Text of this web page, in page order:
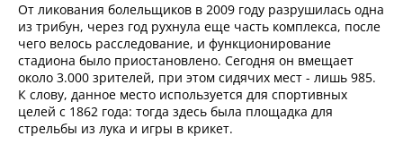
От ликования болельщиков в 2009 году разрушилась одна
из трибун, через год рухнула еще часть комплекса, после
чего велось расследование, и функционирование
стадиона было приостановлено. Сегодня он вмещает
около 3.000 зрителей, при этом сидячих мест - лишь 985.
К слову, данное место используется для спортивных
целей с 1862 года: тогда здесь была площадка для
стрельбы из лука и игры в крикет.